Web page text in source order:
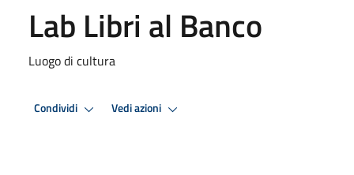
Lab Libri al Banco
Luogo di cultura
Condividi Vedi azioni